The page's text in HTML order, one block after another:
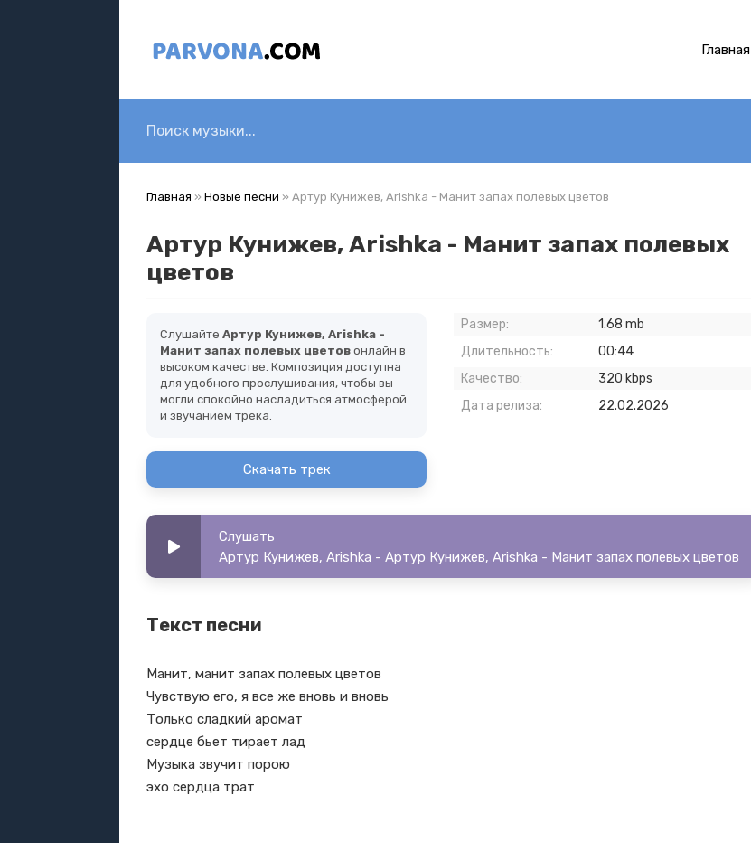
Главная
Главная » Новые песни » Артур Кунижев, Arishka - Манит запах полевых цветов
Артур Кунижев, Arishka - Манит запах полевых
цветов
Слушайте Артур Кунижев, Arishka -
Манит запах полевых цветов онлайн в
высоком качестве. Композиция доступна
для удобного прослушивания, чтобы вы
могли спокойно насладиться атмосферой
и звучанием трека.
Скачать трек
Размер:
1.68 mb
Длительность:
00:44
Качество:
320 kbps
Дата релиза:
22.02.2026
Слушать
Артур Кунижев, Arishka - Артур Кунижев, Arishka - Манит запах полевых цветов
Текст песни
Манит, манит запах полевых цветов
Чувствую его, я все же вновь и вновь
Только сладкий аромат
сердце бьет тирает лад
Музыка звучит порою
эхо сердца трат